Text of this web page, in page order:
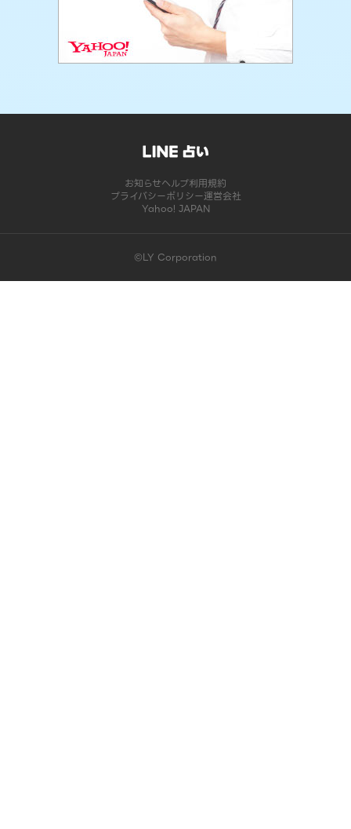
お知らせヘルプ利用規約
プライバシーポリシー運営会社
Yahoo! JAPAN
©LY Corporation
このコンテンツは掲載が終了しました | LINE占い